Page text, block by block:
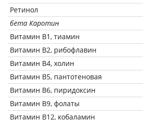
Ретинол
бета Каротин
Витамин В1, тиамин
Витамин В2, рибофлавин
Витамин В4, холин
Витамин В5, пантотеновая
Витамин В6, пиридоксин
Витамин В9, фолаты
Витамин В12, кобаламин